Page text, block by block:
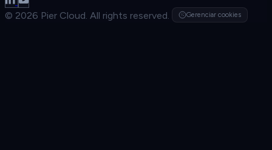
© 2026 Pier Cloud. All rights reserved. Gerenciar cookies